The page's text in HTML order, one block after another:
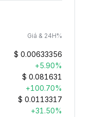
Giá & 24H%
$ 0.00633356
+5.90%
$ 0.081631
+100.70%
$ 0.0113317
+31.50%